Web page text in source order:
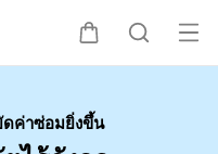
ตะกร้าค้นหาเปิด
ดค่าซ่อมยิ่งขึ้น